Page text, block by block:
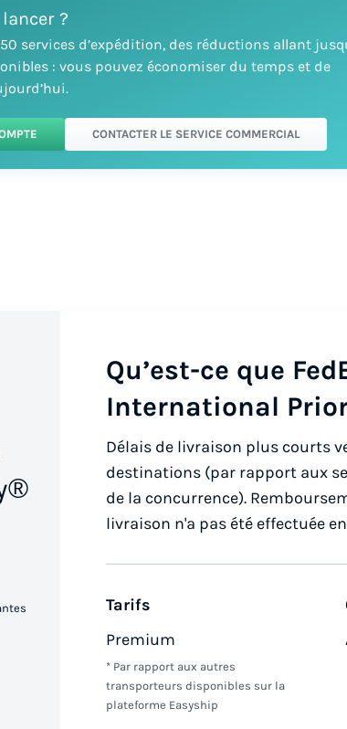
?
services d’expédition, des réductions allant
: vous pouvez économiser du temps et de
CONTACTER LE SERVICE COMMERCIAL
Qu’est-ce que
International
Délais de livraison plus courts
destinations (par rapport aux
de la concurrence).
livraison n'a pas été effectuée
Tarifs
Premium
* Par rapport aux autres
transporteurs disponibles sur la
plateforme Easyship